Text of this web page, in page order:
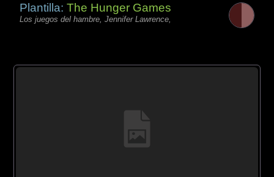
Plantilla:The Hunger Games
Los juegos del hambre, Jennifer Lawrence,